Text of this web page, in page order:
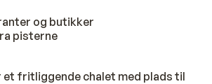
og butikker
pisterne
et fritliggende chalet med plads til